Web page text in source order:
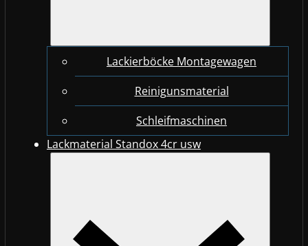
Lackierböcke Montagewagen
Reinigunsmaterial
Schleifmaschinen
Lackmaterial Standox 4cr usw